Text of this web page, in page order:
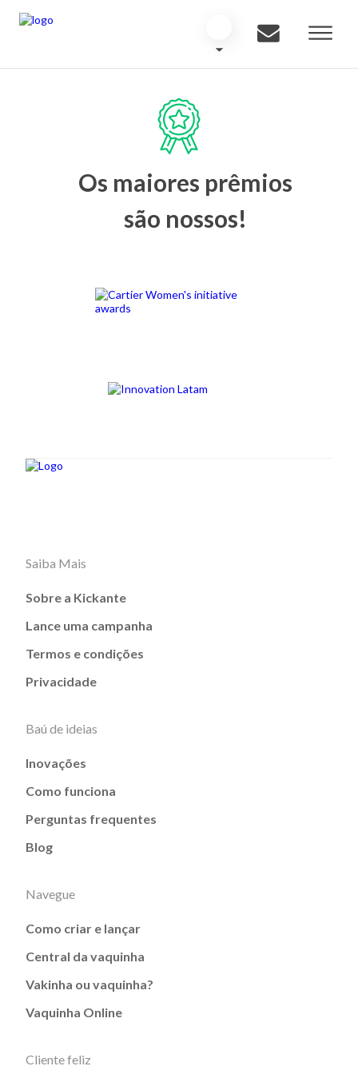
Os maiores prêmios
são nossos!
Saiba Mais
Sobre a Kickante
Lance uma campanha
Termos e condições
Privacidade
Baú de ideias
Inovações
Como funciona
Perguntas frequentes
Blog
Navegue
Como criar e lançar
Central da vaquinha
Vakinha ou vaquinha?
Vaquinha Online
Cliente feliz